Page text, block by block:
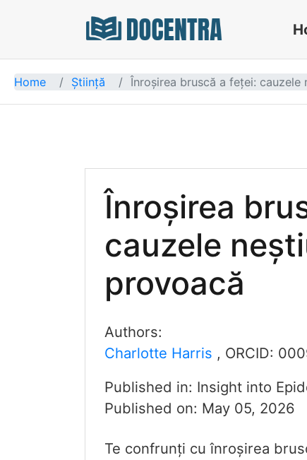
Docentra
Home Știință Înroșirea bruscă a feței:
Înroșirea
cauzele
provoacă
Authors:
Charlotte Harris , ORCID:
Published in: Insight into
Published on: May 05, 2026
Te confrunți cu înroșirea